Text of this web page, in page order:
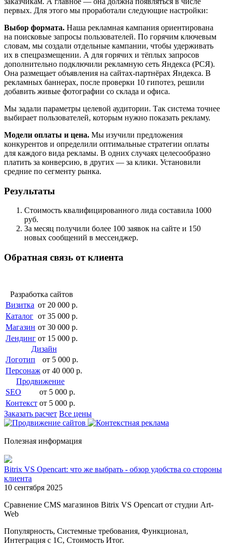
первых. Для этого мы проработали следующие настройки:
Выбор формата. Наша рекламная кампания ориентирована
на поисковые запросы пользователей. По горячим ключевым
словам, мы создали отдельные кампании, чтобы удерживать
их в спецразмещении. А для горячих и тёплых запросов
дополнительно подключили рекламную сеть Яндекса (РСЯ).
Она размещает объявления на сайтах-партнёрах Яндекса. В
рекламных баннерах, после проверки 10 гипотез, решили
добавить живые фотографии со склада и офиса.
Мы задали параметры целевой аудитории. Так система точнее
выбирает пользователей, которым нужно показать рекламу.
Модели оплаты и цена. Мы изучили предложения
конкурентов и определили оптимальные стратегии оплаты
для каждого вида рекламы. В одних случаях целесообразно
платить за конверсию, в других — за клики. Установили
средние по сегменту рынка.
Результаты
Стоимость квалифицированного лида составила 1000
руб.
За месяц получили более 100 заявок на сайте и 150
новых сообщений в мессенджер.
Обратная связь от клиента
Разработка сайтов
Визитка от 20 000 р.
Каталог от 35 000 р.
Магазин от 30 000 р.
Лендинг от 15 000 р.
Дизайн
Логотип
от 5 000 р.
Персонаж от 40 000 р.
Продвижение
SEO
от 5 000 р.
Контекст от 5 000 р.
Заказать расчет Все цены
Полезная информация
Bitrix VS Opencart: что же выбрать - обзор удобства со стороны
клиента
10 сентября 2025
Сравнение CMS магазинов Bitrix VS Opencart от студии Art-
Web
Популярность, Системные требования, Функционал,
Интеграция с 1С, Стоимость Итог.